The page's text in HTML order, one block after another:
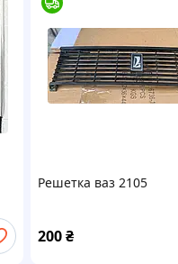
Решетка ваз 2105
200₴